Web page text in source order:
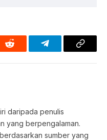
Reddit TelegramCopy
daripada penulis
yang berpengalaman.
sumber yang